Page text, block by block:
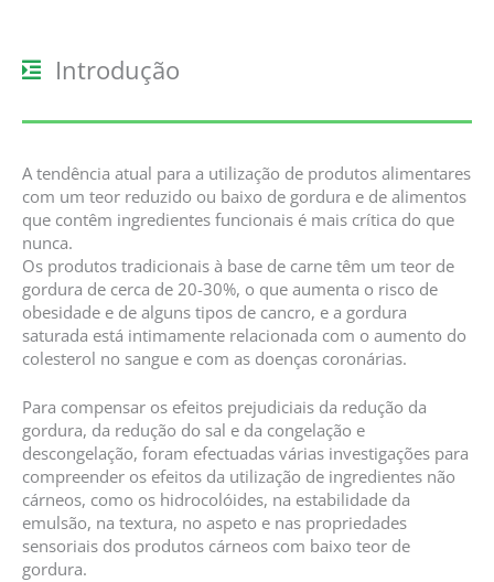
Introdução
A tendência atual para a utilização de produtos alimentares
com um teor reduzido ou baixo de gordura e de alimentos
que contêm ingredientes funcionais é mais crítica do que
nunca.
Os produtos tradicionais à base de carne têm um teor de
gordura de cerca de 20-30%, o que aumenta o risco de
obesidade e de alguns tipos de cancro, e a gordura
saturada está intimamente relacionada com o aumento do
colesterol no sangue e com as doenças coronárias.
Para compensar os efeitos prejudiciais da redução da
gordura, da redução do sal e da congelação e
descongelação, foram efectuadas várias investigações para
compreender os efeitos da utilização de ingredientes não
cárneos, como os hidrocolóides, na estabilidade da
emulsão, na textura, no aspeto e nas propriedades
sensoriais dos produtos cárneos com baixo teor de
gordura.